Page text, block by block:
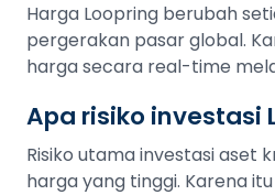
Harga Loopring berubah
pergerakan pasar global.
harga secara real-time
Apa risiko investasi
Risiko utama investasi aset
harga yang tinggi. Karena